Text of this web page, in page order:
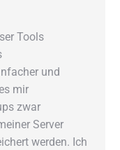
Tools
und
mir
zwar
Server
werden. Ich